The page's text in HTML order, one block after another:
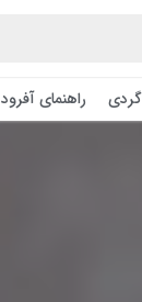
راهنمای آفرود